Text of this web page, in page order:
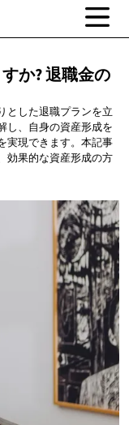
か?退職金の
とした退職プランを立
し、自身の資産形成を
実現できます。本記事
効果的な資産形成の方